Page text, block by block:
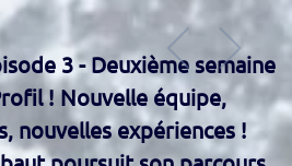
3 - Deuxième semaine
! Nouvelle équipe,
nouvelles expériences !